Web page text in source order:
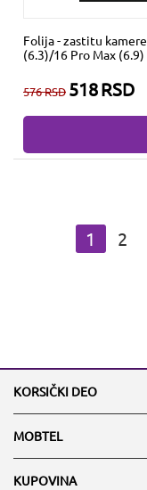
Folija - zastitu
(6.3)/16 Pro Max
576RSD 518RSD
1 2
KORSIČKI DEO
MOBTEL
KUPOVINA